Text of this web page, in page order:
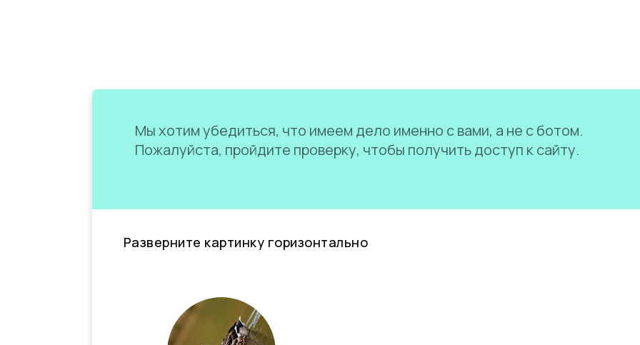
Мы хотим убедиться, что имеем дело именно с вами, а не с ботом.
Пожалуйста, пройдите проверку, чтобы получить доступ к сайту.
Разверните картинку горизонтально